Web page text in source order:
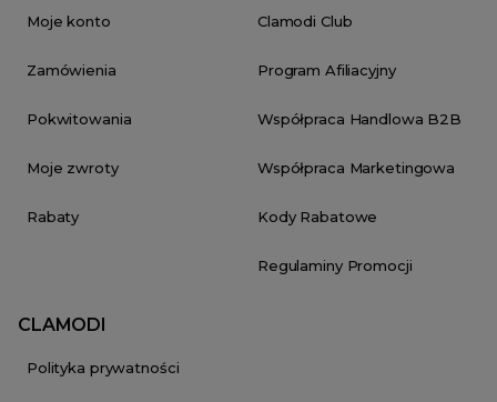
Moje konto
Zamówienia
Pokwitowania
Moje zwroty
Rabaty
Clamodi Club
Program Afiliacyjny
Współpraca Handlowa B2B
Współpraca Marketingowa
Kody Rabatowe
Regulaminy Promocji
CLAMODI
Polityka prywatności